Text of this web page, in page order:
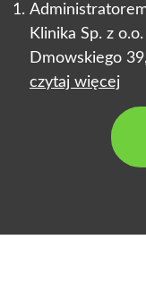
Klinika Sp. z
Dmowskiego
czytaj więcej